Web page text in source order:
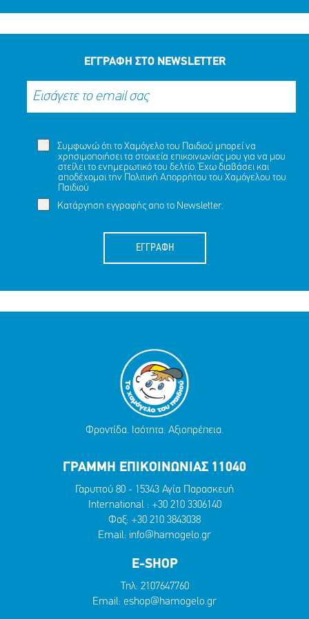
ΕΓΓΡΑΦΗ ΣΤΟ NEWSLETTER
Συμφωνώ ότι το Χαμόγελο του Παιδιού μπορεί να
χρησιμοποιήσει τα στοιχεία επικοινωνίας μου για να μου
στείλει το ενημερωτικό του δελτίο. Έχω διαβάσει και
αποδέχομαι την Πολιτική Απορρήτου του Χαμόγελου του
Παιδιού
Κατάργηση εγγραφής απο το Newsletter.
ΕΓΓΡΑΦΗ
Φροντίδα. Ισότητα. Αξιοπρέπεια.
ΓΡΑΜΜΗ ΕΠΙΚΟΙΝΩΝΙΑΣ 11040
Γαρυττού 80 - 15343 Αγία Παρασκευή
International : +30 210 3306140
Φαξ: +30 210 3843038
Email: info@hamogelo.gr
E-SHOP
Τηλ: 2107647760
Email: eshop@hamogelo.gr